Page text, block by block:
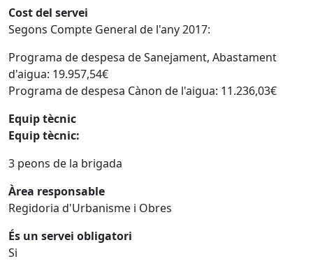
Cost del servei
Segons Compte General de l'any 2017:
Programa de despesa de Sanejament, Abastament
d'aigua: 19.957,54€
Programa de despesa Cànon de l'aigua: 11.236,03€
Equip tècnic
Equip tècnic:
3 peons de la brigada
Àrea responsable
Regidoria d'Urbanisme i Obres
És un servei obligatori
Si